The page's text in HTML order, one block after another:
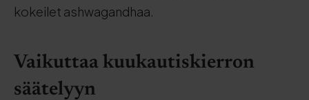
kokeilet ashwagandhaa.
Vaikuttaa kuukautiskierron
säätelyyn